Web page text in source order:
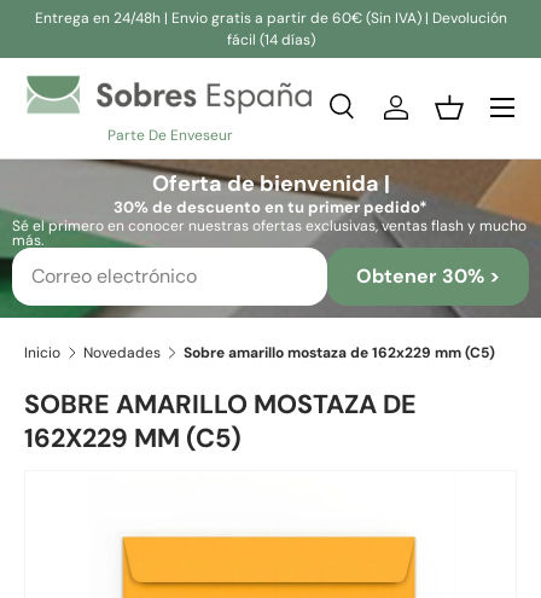
Entrega en 24/48h | Envio gratis a partir de 60€ (Sin IVA) | Devolución
fácil (14 días)
Parte De Enveseur
Buscar
Buscar
BuscarIniciar sesión
Cesta
Oferta de bienvenida |
30% de descuento en tu primer pedido*
Sé el primero en conocer nuestras ofertas exclusivas, ventas flash y mucho
más.
Obtener 30% >
Inicio Novedades Sobre amarillo mostaza de 162x229 mm (C5)
SOBRE AMARILLO MOSTAZA DE
162X229 MM (C5)